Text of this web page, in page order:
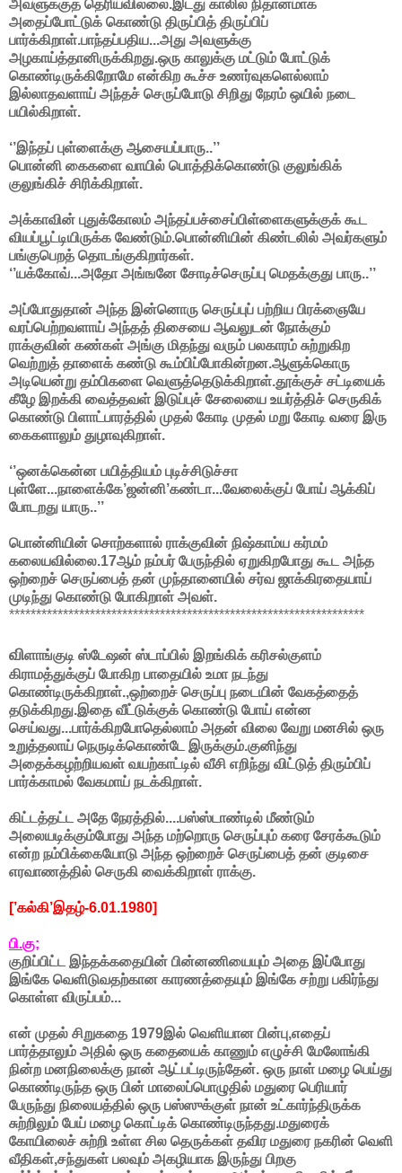
அவளுக்குத் தெரியவில்லை.இடது காலில் நிதானமாக
அதைப்போட்டுக் கொண்டு திருப்பித் திருப்பிப்
பார்க்கிறாள்.பாந்தப்பதிய...அது அவளுக்கு
அழகாய்த்தானிருக்கிறது.ஒரு காலுக்கு மட்டும் போட்டுக்
கொண்டிருக்கிறோமே என்கிற கூச்ச உணர்வுகளெல்லாம்
இல்லாதவளாய் அந்தச் செருப்போடு சிறிது நேரம் ஒயில் நடை
பயில்கிறாள்.
‘’இந்தப் புள்ளைக்கு ஆசையப்பாரு..’’
பொன்னி கைகளை வாயில் பொத்திக்கொண்டு குலுங்கிக்
குலுங்கிச் சிரிக்கிறாள்.
அக்காவின் புதுக்கோலம் அந்தப்பச்சைப்பிள்ளைகளுக்குக் கூட
வியப்பூட்டியிருக்க வேண்டும்.பொன்னியின் கிண்டலில் அவர்களும்
பங்குபெறத் தொடங்குகிறார்கள்.
‘’யக்கோவ்...அதோ அங்ஙனே சோடிச்செருப்பு மெதக்குது பாரு..’’
அப்போதுதான் அந்த இன்னொரு செருப்புப் பற்றிய பிரக்ஞையே
வரப்பெற்றவளாய் அந்தத் திசையை ஆவலுடன் நோக்கும்
ராக்குவின் கண்கள் அங்கு மிதந்து வரும் பலகாரம் சுற்றுகிற
வெற்றுத் தாளைக் கண்டு கூம்பிப்போகின்றன.ஆளுக்கொரு
அடியென்று தம்பிகளை வெளுத்தெடுக்கிறாள்.தூக்குச் சட்டியைக்
கீழே இறக்கி வைத்தவள் இடுப்புச் சேலையை உயர்த்திச் செருகிக்
கொண்டு பிளாட்பாரத்தில் முதல் கோடி முதல் மறு கோடி வரை இரு
கைகளாலும் துழாவுகிறாள்.
‘’ஒனக்கென்ன பயித்தியம் புடிச்சிடுச்சா
புள்ளே...நாளைக்கே’ஜன்னி’கண்டா...வேலைக்குப் போய் ஆக்கிப்
போடறது யாரு..’’
பொன்னியின் சொற்களால் ராக்குவின் நிஷ்காம்ய கர்மம்
கலையவில்லை.17ஆம் நம்பர் பேருந்தில் ஏறுகிறபோது கூட அந்த
ஒற்றைச் செருப்பைத் தன் முந்தானையில் சர்வ ஜாக்கிரதையாய்
முடிந்து கொண்டு போகிறாள் அவள்.
******************************************************************
விளாங்குடி ஸ்டேஷன் ஸ்டாப்பில் இறங்கிக் கரிசல்குளம்
கிராமத்துக்குப் போகிற பாதையில் உமா நடந்து
கொண்டிருக்கிறாள்.,ஒற்றைச் செருப்பு நடையின் வேகத்தைத்
தடுக்கிறது.இதை வீட்டுக்குக் கொண்டு போய் என்ன
செய்வது...பார்க்கிறபோதெல்லாம் அதன் விலை வேறு மனசில் ஒரு
உறுத்தலாய் நெருடிக்கொண்டே இருக்கும்.குனிந்து
அதைக்கழற்றியவள் வயற்காட்டில் வீசி எறிந்து விட்டுத் திரும்பிப்
பார்க்காமல் வேகமாய் நடக்கிறாள்.
கிட்டத்தட்ட அதே நேரத்தில்....பஸ்ஸ்டாண்டில் மீண்டும்
அலையடிக்கும்போது அந்த மற்றொரு செருப்பும் கரை சேரக்கூடும்
என்ற நம்பிக்கையோடு அந்த ஒற்றைச் செருப்பைத் தன் குடிசை
எரவாணத்தில் செருகி வைக்கிறாள் ராக்கு.
[’கல்கி’இதழ்-6.01.1980]
பி.கு;
குறிப்பிட்ட இந்தக்கதையின் பின்னணியையும் அதை இப்போது
இங்கே வெளிடுவதற்கான காரணத்தையும் இங்கே சற்று பகிர்ந்து
கொள்ள விருப்பம்...
என் முதல் சிறுகதை 1979இல் வெளியான பின்பு,எதைப்
பார்த்தாலும் அதில் ஒரு கதையைக் காணும் எழுச்சி மேலோங்கி
நின்ற மனநிலைக்கு நான் ஆட்பட்டிருந்தேன். ஒரு நாள் மழை பெய்து
கொண்டிருந்த ஒரு பின் மாலைப்பொழுதில் மதுரை பெரியார்
பேருந்து நிலையத்தில் ஒரு பஸ்ஸுக்குள் நான் உட்கார்ந்திருக்க
சுற்றிலும் பேய் மழை கொட்டிக் கொண்டிருந்தது.மதுரைக்
கோயிலைச் சுற்றி உள்ள சில தெருக்கள் தவிர மதுரை நகரின் வெளி
வீதிகள்,சந்துகள் பலவும் அகழியாக இருந்து பிறகு